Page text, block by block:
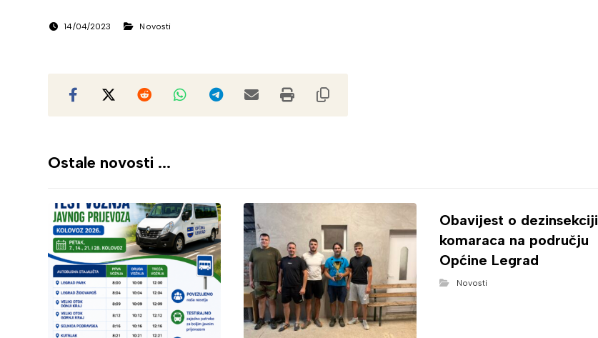
14/04/2023 Novosti
Ostale novosti ...
Obavijest o dezinsekciji
komaraca na području
Općine Legrad
Novosti